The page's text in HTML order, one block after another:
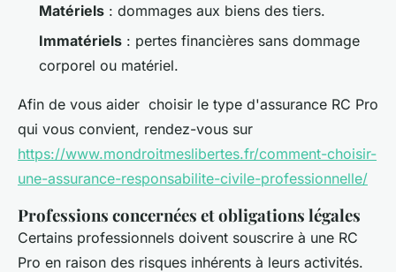
Matériels : dommages aux biens des tiers.
Immatériels : pertes financières sans dommage
corporel ou matériel.
Afin de vous aider choisir le type d'assurance RC Pro
qui vous convient, rendez-vous sur
https://www.mondroitmeslibertes.fr/comment-choisir-
une-assurance-responsabilite-civile-professionnelle/
Professions concernées et obligations légales
Certains professionnels doivent souscrire à une RC
Pro en raison des risques inhérents à leurs activités.